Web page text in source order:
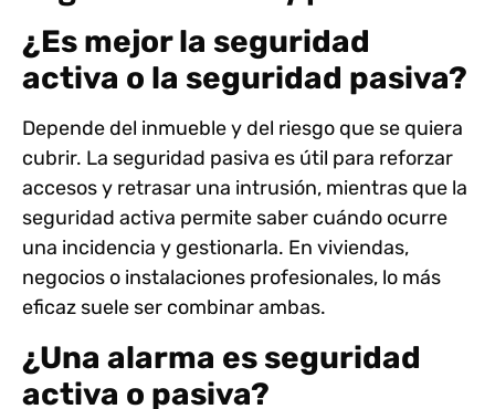
¿Es mejor la seguridad
activa o la seguridad pasiva?
Depende del inmueble y del riesgo que se quiera
cubrir. La seguridad pasiva es útil para reforzar
accesos y retrasar una intrusión, mientras que la
seguridad activa permite saber cuándo ocurre
una incidencia y gestionarla. En viviendas,
negocios o instalaciones profesionales, lo más
eficaz suele ser combinar ambas.
¿Una alarma es seguridad
activa o pasiva?